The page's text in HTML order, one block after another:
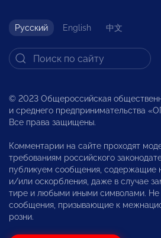
Русский English 中文
© 2023 Общероссийская
и среднего предпринимательства
Все права защищены.
Комментарии на сайте проходят
требованиям российского
публикуем сообщения, содержащие
и/или оскорбления, даже в случае
тире и любыми иными символами. Не
сообщения, призывающие к
розни.